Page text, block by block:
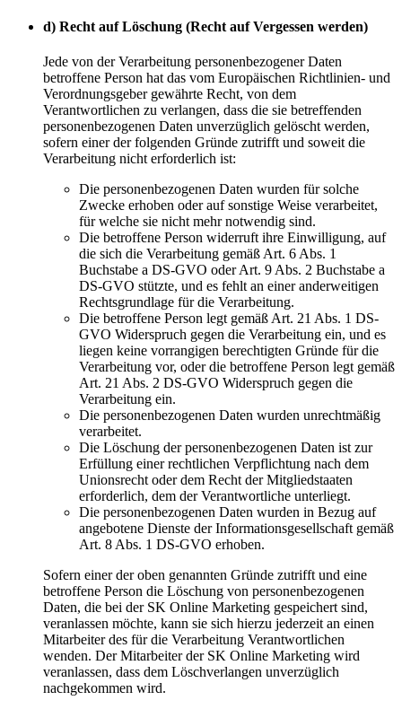
d) Recht auf Löschung (Recht auf Vergessen werden)
Jede von der Verarbeitung personenbezogener Daten
betroffene Person hat das vom Europäischen Richtlinien- und
Verordnungsgeber gewährte Recht, von dem
Verantwortlichen zu verlangen, dass die sie betreffenden
personenbezogenen Daten unverzüglich gelöscht werden,
sofern einer der folgenden Gründe zutrifft und soweit die
Verarbeitung nicht erforderlich ist:
Die personenbezogenen Daten wurden für solche
Zwecke erhoben oder auf sonstige Weise verarbeitet,
für welche sie nicht mehr notwendig sind.
Die betroffene Person widerruft ihre Einwilligung, auf
die sich die Verarbeitung gemäß Art. 6 Abs. 1
Buchstabe a DS-GVO oder Art. 9 Abs. 2 Buchstabe a
DS-GVO stützte, und es fehlt an einer anderweitigen
Rechtsgrundlage für die Verarbeitung.
Die betroffene Person legt gemäß Art. 21 Abs. 1 DS-
GVO Widerspruch gegen die Verarbeitung ein, und es
liegen keine vorrangigen berechtigten Gründe für die
Verarbeitung vor, oder die betroffene Person legt gemäß
Art. 21 Abs. 2 DS-GVO Widerspruch gegen die
Verarbeitung ein.
Die personenbezogenen Daten wurden unrechtmäßig
verarbeitet.
Die Löschung der personenbezogenen Daten ist zur
Erfüllung einer rechtlichen Verpflichtung nach dem
Unionsrecht oder dem Recht der Mitgliedstaaten
erforderlich, dem der Verantwortliche unterliegt.
Die personenbezogenen Daten wurden in Bezug auf
angebotene Dienste der Informationsgesellschaft gemäß
Art. 8 Abs. 1 DS-GVO erhoben.
Sofern einer der oben genannten Gründe zutrifft und eine
betroffene Person die Löschung von personenbezogenen
Daten, die bei der SK Online Marketing gespeichert sind,
veranlassen möchte, kann sie sich hierzu jederzeit an einen
Mitarbeiter des für die Verarbeitung Verantwortlichen
wenden. Der Mitarbeiter der SK Online Marketing wird
veranlassen, dass dem Löschverlangen unverzüglich
nachgekommen wird.